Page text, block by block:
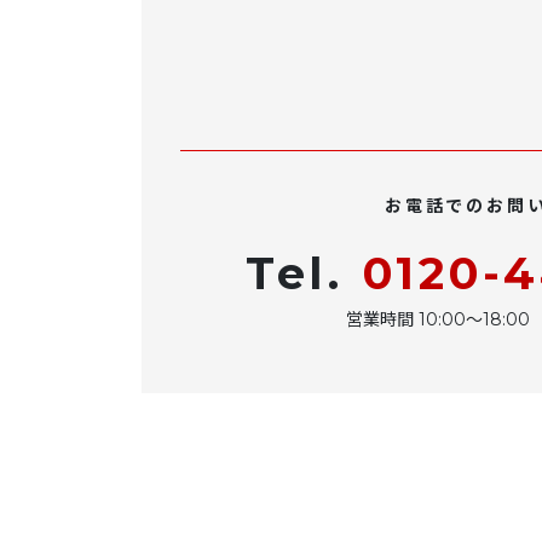
お電話でのお問
Tel. 0120-
営業時間 10:00〜18:00